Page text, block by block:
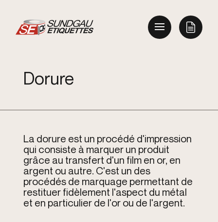
Dorure
La dorure est un procédé d'impression
qui consiste à marquer un produit
grâce au transfert d'un film en or, en
argent ou autre. C'est un des
procédés de marquage permettant de
restituer fidèlement l'aspect du métal
et en particulier de l'or ou de l'argent.